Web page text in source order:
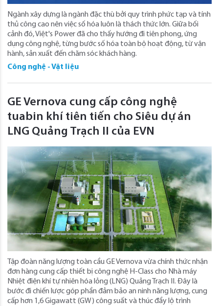
Ngành xây dựng là ngành đặc thù bởi quy trình phức tạp và tính
thủ công cao nên việc số hóa luôn là thách thức lớn. Giữa bối
cảnh đó, Việt's Power đã cho thấy hướng đi tiên phong, ứng
dụng công nghệ, từng bước số hóa toàn bộ hoạt động, từ vận
hành, sản xuất đến chăm sóc khách hàng.
Công nghệ - Vật liệu
GE Vernova cung cấp công nghệ
tuabin khí tiên tiến cho Siêu dự án
LNG Quảng Trạch II của EVN
Tập đoàn năng lượng toàn cầu GE Vernova vừa chính thức nhận
đơn hàng cung cấp thiết bị công nghệ H-Class cho Nhà máy
Nhiệt điện khí tự nhiên hóa lỏng (LNG) Quảng Trạch II. Đây là
bước đi chiến lược góp phần đảm bảo an ninh năng lượng, cung
cấp hơn 1,6 Gigawatt (GW) công suất và thúc đẩy lộ trình